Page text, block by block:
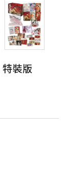
特裝版